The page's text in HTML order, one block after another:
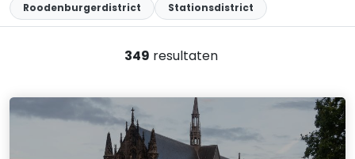
Roodenburgerdistrict
Stationsdistrict
349 resultaten